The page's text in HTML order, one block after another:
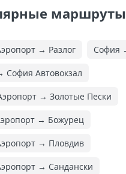
маршруты
→ Разлог София
София Автовокзал
→ Золотые Пески
→ Божурец
→ Пловдив
→ Сандански